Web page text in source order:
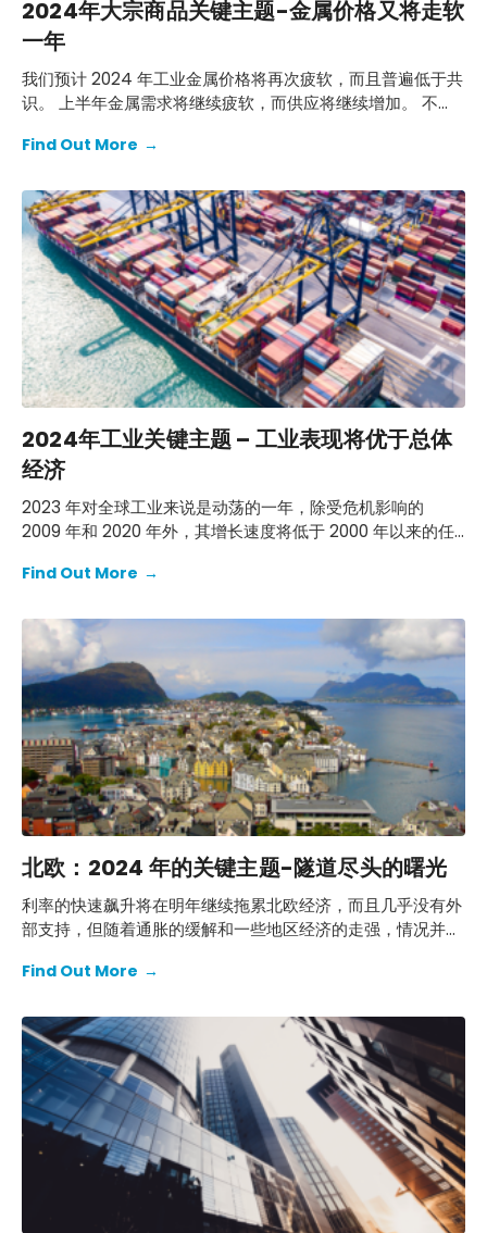
2024年大宗商品关键主题-金属价格又将走软
一年
我们预计 2024 年工业金属价格将再次疲软，而且普遍低于共
识。 上半年金属需求将继续疲软，而供应将继续增加。 不
涨。
Find Out More →
2024年工业关键主题 – 工业表现将优于总体
经济
2023 年对全球工业来说是动荡的一年，除受危机影响的
2009 年和 2020 年外，其增长速度将低于 2000 年以来的任
现之后，2024 年应恢复工业表现优于整体经济的常态。
Find Out More →
北欧：2024 年的关键主题-隧道尽头的曙光
利率的快速飙升将在明年继续拖累北欧经济，而且几乎没有外
部支持，但随着通胀的缓解和一些地区经济的走强，情况并非
济前景的关键：
Find Out More →